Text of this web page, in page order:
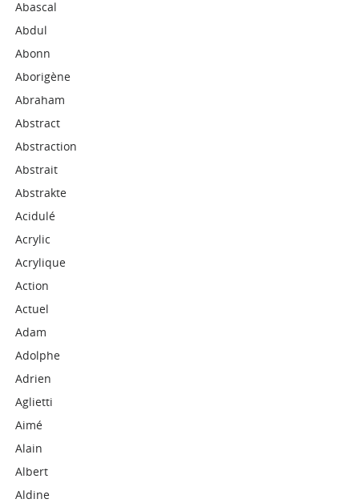
Abascal
Abdul
Abonn
Aborigène
Abraham
Abstract
Abstraction
Abstrait
Abstrakte
Acidulé
Acrylic
Acrylique
Action
Actuel
Adam
Adolphe
Adrien
Aglietti
Aimé
Alain
Albert
Aldine